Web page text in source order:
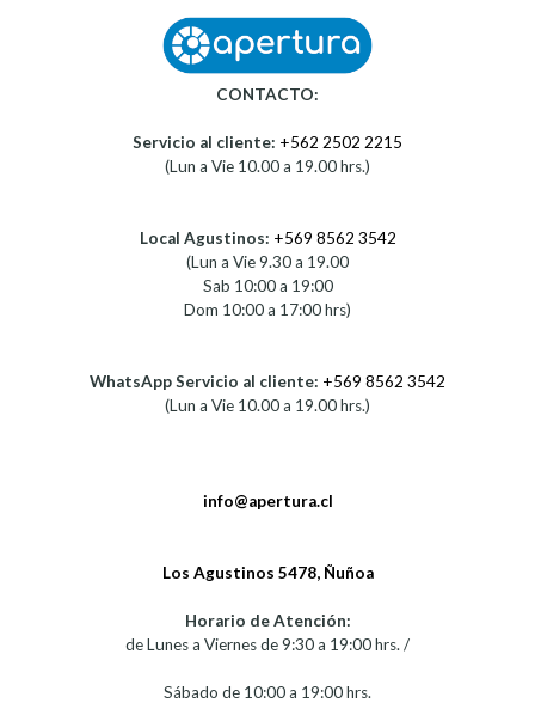
CONTACTO:
Servicio al cliente: +562 2502 2215
(Lun a Vie 10.00 a 19.00 hrs.)
Local Agustinos: +569 8562 3542
(Lun a Vie 9.30 a 19.00
Sab 10:00 a 19:00
Dom 10:00 a 17:00 hrs)
WhatsApp Servicio al cliente: +569 8562 3542
(Lun a Vie 10.00 a 19.00 hrs.)
info@apertura.cl
Los Agustinos 5478, Ñuñoa
Horario de Atención:
de Lunes a Viernes de 9:30 a 19:00 hrs. /
Sábado de 10:00 a 19:00 hrs.